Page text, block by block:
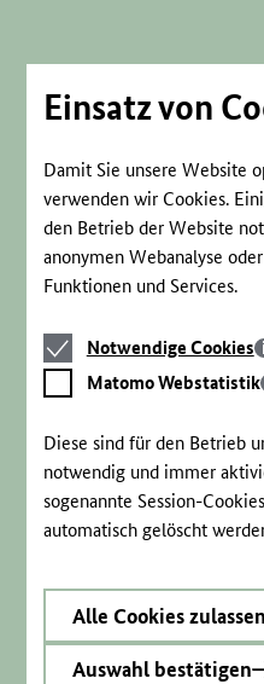
Einsatz von
Damit Sie unsere Website
verwenden wir Cookies.
den Betrieb der Website
anonymen Webanalyse
Funktionen und Services.
Notwendige
Cookies
Notwendige Cookies
Matomo
Webstatistik
Matomo Webstatistik
Diese sind für den Betrieb
notwendig und immer
sogenannte Session-
automatisch gelöscht
Alle Cookies zulassen
Auswahl bestätigen